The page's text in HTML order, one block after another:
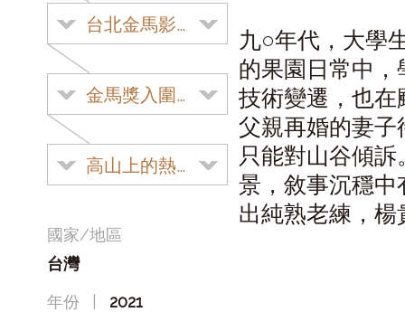
台北金馬影展
金馬獎入圍影片
高山上的熱氣球
國家/地區
台灣
年份
2021
九○年代，大學
的果園日常中
技術變遷，也
父親再婚的妻
只能對山谷傾
景，敘事沉穩
出純熟老練，